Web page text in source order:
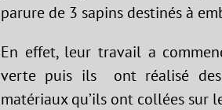
parure de 3 sapins destinés à
En effet, leur travail a
verte puis ils ont réalisé des
matériaux qu’ils ont collées sur